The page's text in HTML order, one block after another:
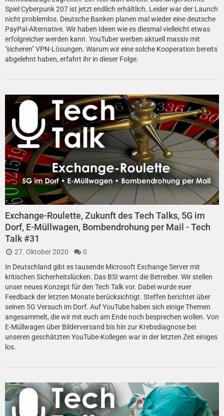
Spiel Cyberpunk 207 ist jetzt endlich erhältlich. Leider war der Launch
nicht problemlos. Deutsche Banken planen mal wieder eine deutsche
PayPal-Alternative. Wir haben Ideen wie es diesmal vielleicht etwas
erfolgreicher werden kann. YouTuber werben aktuell massiv mit
"sicheren" VPN-Lösungen. Warum wir eine solche Kooperation bereits
abgelehnt haben, erfahrt ihr in dieser Folge.
Exchange-Roulette, Zukunft des Tech Talks, 5G im
Dorf, E-Müllwagen, Bombendrohung per Mail - Tech
Talk #31
27. Oktober 2020
0
In Deutschland gibt es tausende Microsoft Exchange Server mit
kritischen Sicherheitslücken. Das BSI warnt die Betreiber. Wir stellen
unser neues Konzept für den Tech Talk vor. Dabei wurde euer
Feedback der letzten Monate berücksichtigt. Steffen berichtet über
seinen 5G Versuch im Dorf. Auf YouTube haben sich einige Themen
angesammelt, die wir mit euch am Ende noch besprechen wollen. Von
E-Müllwagen über Bilderversand bis hin zur Krebsdiagnose bei
unseren geschätzten YouTube-Kollegen war in der letzten Zeit einiges
los.